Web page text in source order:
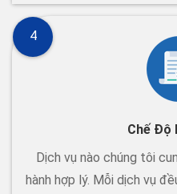
Chế Độ
Dịch vụ nào chúng tôi
hành hợp lý. Mỗi dịch vụ
4